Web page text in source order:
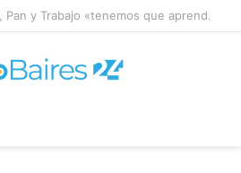
San Cayetano: Paz, Pan y Trabajo «tenemos que aprender a dialogar y a tratarnos bien» Mons. García Cuerva